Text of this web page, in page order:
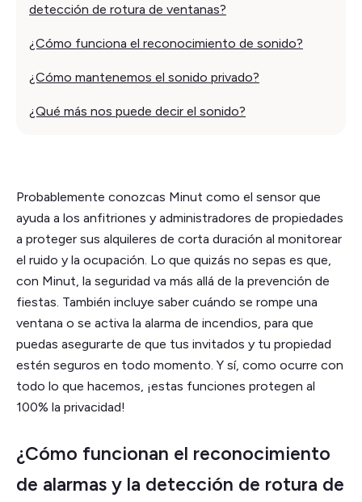
detección de rotura de ventanas?
¿Cómo funciona el reconocimiento de sonido?
¿Cómo mantenemos el sonido privado?
¿Qué más nos puede decir el sonido?
Probablemente conozcas Minut como el sensor que
ayuda a los anfitriones y administradores de propiedades
a proteger sus alquileres de corta duración al monitorear
el ruido y la ocupación. Lo que quizás no sepas es que,
con Minut, la seguridad va más allá de la prevención de
fiestas. También incluye saber cuándo se rompe una
ventana o se activa la alarma de incendios, para que
puedas asegurarte de que tus invitados y tu propiedad
estén seguros en todo momento. Y sí, como ocurre con
todo lo que hacemos, ¡estas funciones protegen al
100% la privacidad!
¿Cómo funcionan el reconocimiento
de alarmas y la detección de rotura de